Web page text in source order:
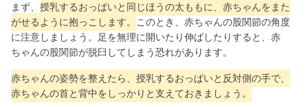
まず、 授乳するおっぱいと同じほうの太ももに、赤ちゃんをまた
がせるように抱っこします。
このとき、赤ちゃんの股関節の角度
に注意しましょう。足を無理に開いたり伸ばしたりすると、赤
ちゃんの股関節が脱臼してしまう恐れがあります。
赤ちゃんの姿勢を整えたら、授乳するおっぱいと反対側の手で、
赤ちゃんの首と背中をしっかりと支えておきましょう。